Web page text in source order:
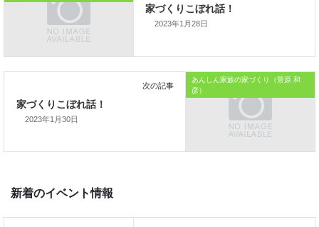
おうちのはなしからでした
「家づくりを通じて、
ご家族が幸せになるお手伝いをする」
2023年1月28日
あんしん家族の家づくり（菅原 和
彦）
2023年1月30日